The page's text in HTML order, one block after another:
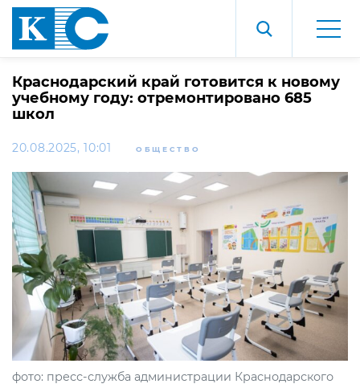
Краснодарский край готовится к новому
учебному году: отремонтировано 685
школ
20.08.2025, 10:01 ОБЩЕСТВО
фото: пресс-служба администрации Краснодарского